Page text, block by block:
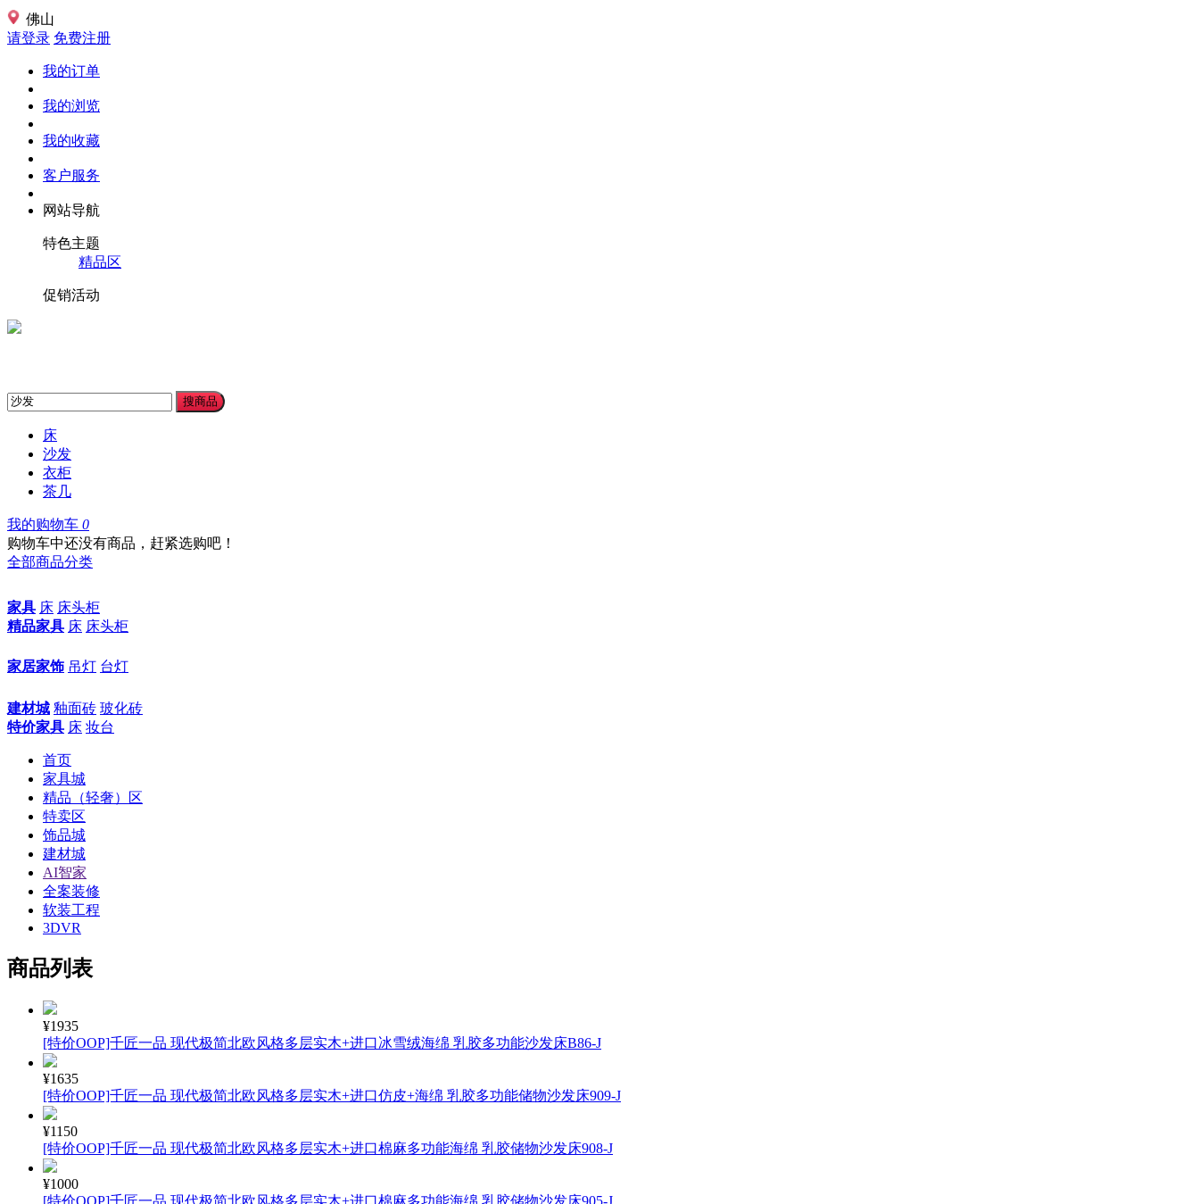
佛山
请登录 免费注册
我的订单
我的浏览
我的收藏
客户服务
网站导航
特色主题
精品区
促销活动
搜商品
床
沙发
衣柜
茶几
我的购物车 0
购物车中还没有商品，赶紧选购吧！
全部商品分类
家具 床 床头柜
精品家具 床 床头柜
家居家饰 吊灯 台灯
建材城 釉面砖 玻化砖
特价家具 床 妆台
首页
家具城
精品（轻奢）区
特卖区
饰品城
建材城
AI智家
全案装修
软装工程
3DVR
商品列表
¥1935
[特价OOP]千匠一品 现代极简北欧风格多层实木+进口冰雪绒海绵 乳胶多功能沙发床B86-J
¥1635
[特价OOP]千匠一品 现代极简北欧风格多层实木+进口仿皮+海绵 乳胶多功能储物沙发床909-J
¥1150
[特价OOP]千匠一品 现代极简北欧风格多层实木+进口棉麻多功能海绵 乳胶储物沙发床908-J
¥1000
[特价OOP]千匠一品 现代极简北欧风格多层实木+进口棉麻多功能海绵 乳胶储物沙发床905-J